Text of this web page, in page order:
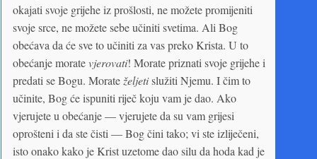
okajati svoje grijehe iz prošlosti, ne možete promijeniti
svoje srce, ne možete sebe učiniti svetima. Ali Bog
obećava da će sve to učiniti za vas preko Krista. U to
obećanje moratevjerovati! Morate priznati svoje grijehe i
predati se Bogu. Morate željetislužiti Njemu. I čim to
učinite, Bog će ispuniti riječ koju vam je dao. Ako
vjerujete u obećanje — vjerujete da su vam grijesi
oprošteni i da ste čisti — Bog čini tako; vi ste izliječeni,
isto onako kako je Krist uzetome dao silu da hoda kad je